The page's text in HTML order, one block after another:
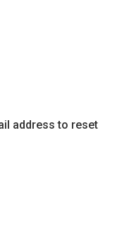
address to reset